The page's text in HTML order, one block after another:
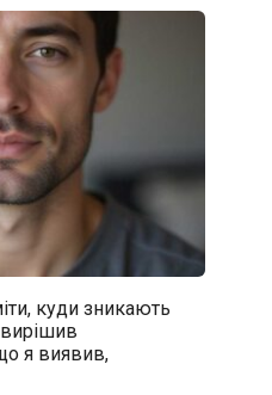
куди зникають
вирішив
я виявив,